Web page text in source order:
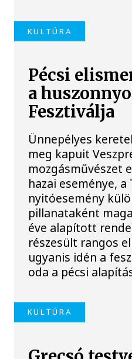
KULTÚRA
Pécsi
a
Fesztiválja
Ünnepélyes
meg kapuit
mozgásművészet
hazai eseménye, a
nyitóesemény
pillanataként
éve alapított
részesült rangos
ugyanis idén a
oda a pécsi
KULTÚRA